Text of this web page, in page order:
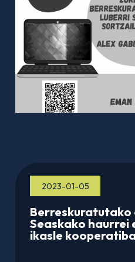
2023-01-05
Berreskuratutako
Seaskako haurrei
ikasle